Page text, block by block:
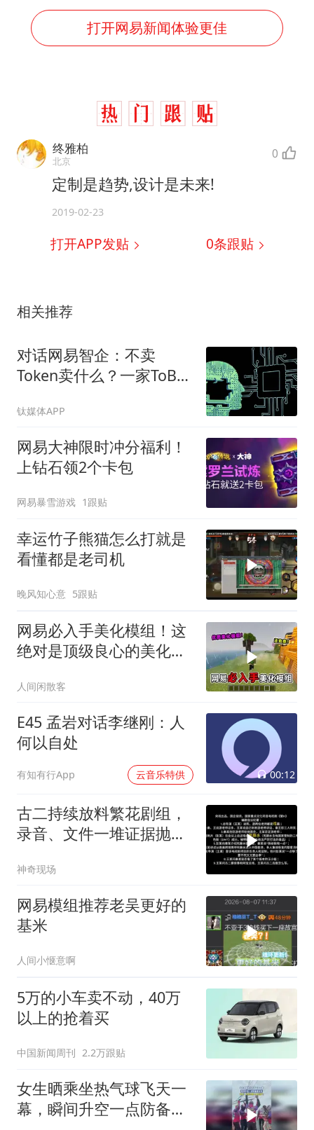
打开网易新闻体验更佳
终雅柏
北京 0
定制是趋势,设计是未来!
2019-02-23
打开APP发贴 0条跟贴
相关推荐
对话网易智企：不卖
Token卖什么？一家ToB厂
钛媒体APP
网易大神限时冲分福利！
上钻石领2个卡包
网易暴雪游戏 1跟贴
幸运竹子熊猫怎么打就是
看懂都是老司机
晚风知心意 5跟贴
网易必入手美化模组！这
绝对是顶级良心的美化模
人间闲散客
E45 孟岩对话李继刚：人
何以自处
有知有行App 云音乐特供 00:12
古二持续放料繁花剧组，
录音、文件一堆证据抛了
争议全都被翻了出来
神奇现场
网易模组推荐老吴更好的
基米
人间小惬意啊
5万的小车卖不动，40万
以上的抢着买
中国新闻周刊 2.2万跟贴
女生晒乘坐热气球飞天一
幕，瞬间升空一点防备都